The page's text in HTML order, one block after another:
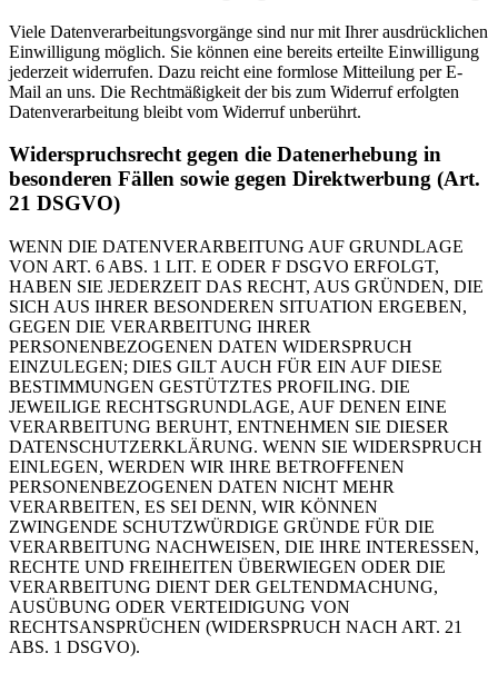
Viele Datenverarbeitungsvorgänge sind nur mit Ihrer ausdrücklichen
Einwilligung möglich. Sie können eine bereits erteilte Einwilligung
jederzeit widerrufen. Dazu reicht eine formlose Mitteilung per E-
Mail an uns. Die Rechtmäßigkeit der bis zum Widerruf erfolgten
Datenverarbeitung bleibt vom Widerruf unberührt.
Widerspruchsrecht gegen die Datenerhebung in
besonderen Fällen sowie gegen Direktwerbung (Art.
21 DSGVO)
WENN DIE DATENVERARBEITUNG AUF GRUNDLAGE
VON ART. 6 ABS. 1 LIT. E ODER F DSGVO ERFOLGT,
HABEN SIE JEDERZEIT DAS RECHT, AUS GRÜNDEN, DIE
SICH AUS IHRER BESONDEREN SITUATION ERGEBEN,
GEGEN DIE VERARBEITUNG IHRER
PERSONENBEZOGENEN DATEN WIDERSPRUCH
EINZULEGEN; DIES GILT AUCH FÜR EIN AUF DIESE
BESTIMMUNGEN GESTÜTZTES PROFILING. DIE
JEWEILIGE RECHTSGRUNDLAGE, AUF DENEN EINE
VERARBEITUNG BERUHT, ENTNEHMEN SIE DIESER
DATENSCHUTZERKLÄRUNG. WENN SIE WIDERSPRUCH
EINLEGEN, WERDEN WIR IHRE BETROFFENEN
PERSONENBEZOGENEN DATEN NICHT MEHR
VERARBEITEN, ES SEI DENN, WIR KÖNNEN
ZWINGENDE SCHUTZWÜRDIGE GRÜNDE FÜR DIE
VERARBEITUNG NACHWEISEN, DIE IHRE INTERESSEN,
RECHTE UND FREIHEITEN ÜBERWIEGEN ODER DIE
VERARBEITUNG DIENT DER GELTENDMACHUNG,
AUSÜBUNG ODER VERTEIDIGUNG VON
RECHTSANSPRÜCHEN (WIDERSPRUCH NACH ART. 21
ABS. 1 DSGVO).